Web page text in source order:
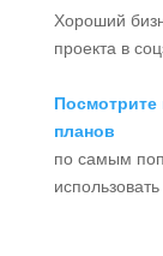
Хороший
проекта в
Посмотрите
планов
по самым